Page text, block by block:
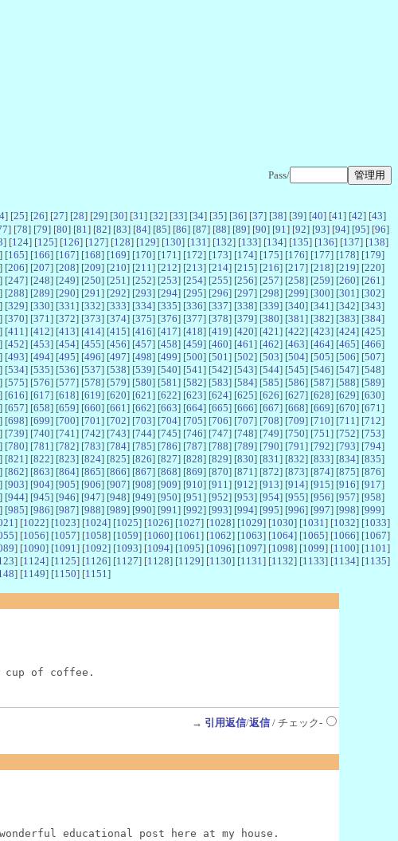
Pass/
] [25] [26] [27] [28] [29] [30] [31 ] [32] [33] [34] [35] [36] [37] [38] [39] [40] [41 ] [42] [43]
] [78] [79] [80] [81 ] [82] [83] [84] [85] [86] [87] [88] [89] [90] [91 ] [92] [93] [94] [95] [96]
] [124] [125] [126] [127] [128] [129] [130] [131 ] [132] [133] [134] [135] [136] [137] [138]
[165] [166] [167] [168] [169] [170] [171 ] [172] [173] [174] [175] [176] [177] [178] [179]
] [206] [207] [208] [209] [210] [211 ] [212] [213] [214] [215] [216] [217] [218] [219] [220]
] [247] [248] [249] [250] [251 ] [252] [253] [254] [255] [256] [257] [258] [259] [260] [261 ]
] [288] [289] [290] [291 ] [292] [293] [294] [295] [296] [297] [298] [299] [300] [301 ] [302]
] [329] [330] [331 ] [332] [333] [334] [335] [336] [337] [338] [339] [340] [341 ] [342] [343]
] [370] [371 ] [372] [373] [374] [375] [376] [377] [378] [379] [380] [381 ] [382] [383] [384]
] [411 ] [412] [413] [414] [415] [416] [417] [418] [419] [420] [421 ] [422] [423] [424] [425]
] [452] [453] [454] [455] [456] [457] [458] [459] [460] [461 ] [462] [463] [464] [465] [466]
] [493] [494] [495] [496] [497] [498] [499] [500] [501 ] [502] [503] [504] [505] [506] [507]
] [534] [535] [536] [537] [538] [539] [540] [541 ] [542] [543] [544] [545] [546] [547] [548]
[575] [576] [577] [578] [579] [580] [581 ] [582] [583] [584] [585] [586] [587] [588] [589]
] [616] [617] [618] [619] [620] [621 ] [622] [623] [624] [625] [626] [627] [628] [629] [630]
] [657] [658] [659] [660] [661 ] [662] [663] [664] [665] [666] [667] [668] [669] [670] [671 ]
] [698] [699] [700] [701 ] [702] [703] [704] [705] [706] [707] [708] [709] [710] [711 ] [712]
] [739] [740] [741 ] [742] [743] [744] [745] [746] [747] [748] [749] [750] [751 ] [752] [753]
] [780] [781 ] [782] [783] [784] [785] [786] [787] [788] [789] [790] [791 ] [792] [793] [794]
] [821 ] [822] [823] [824] [825] [826] [827] [828] [829] [830] [831 ] [832] [833] [834] [835]
] [862] [863] [864] [865] [866] [867] [868] [869] [870] [871 ] [872] [873] [874] [875] [876]
] [903] [904] [905] [906] [907] [908] [909] [910] [911 ] [912] [913] [914] [915] [916] [917]
] [944] [945] [946] [947] [948] [949] [950] [951 ] [952] [953] [954] [955] [956] [957] [958]
[985] [986] [987] [988] [989] [990] [991 ] [992] [993] [994] [995] [996] [997] [998] [999]
] [1022] [1023] [1024] [1025] [1026] [1027] [1028] [1029] [1030] [1031 ] [1032] [1033]
] [1056] [1057] [1058] [1059] [1060] [1061 ] [1062] [1063] [1064] [1065] [1066] [1067]
] [1090] [1091 ] [1092] [1093] [1094] [1095] [1096] [1097] [1098] [1099] [1100] [1101 ]
] [1124] [1125] [1126] [1127] [1128] [1129] [1130] [1131 ] [1132] [1133] [1134] [1135]
] [1149] [1150] [1151 ]
of coffee.
→ 引用返信/返信/ チェック-
educational post here at my house.